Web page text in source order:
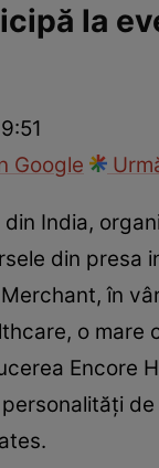
la
Google
India,
din
în
o
Encore